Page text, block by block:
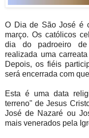
O Dia de São José é
março. Os católicos
dia do padroeiro de
realizada uma
Depois, os fiéis
será encerrada com
Esta é uma data
terreno" de Jesus
José de Nazaré ou
mais venerados pela